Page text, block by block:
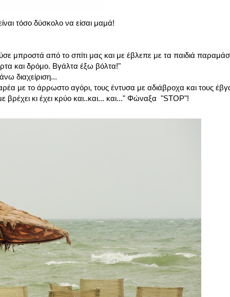
τόσο δύσκολο να είσαι μαμά!
μπροστά από το σπίτι μας και με έβλεπε με τα παιδιά
και δρόμο. Βγάλτα έξω βόλτα!"
διαχείριση...
με το άρρωστο αγόρι, τους έντυσα με αδιάβροχα και τους
κι έχει κρύο και..και... και..." Φώναξα "STOP"!